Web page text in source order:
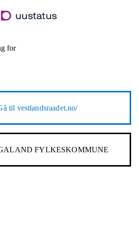
til
for
til vestlandsraadet.no/
FYLKESKOMMUNE